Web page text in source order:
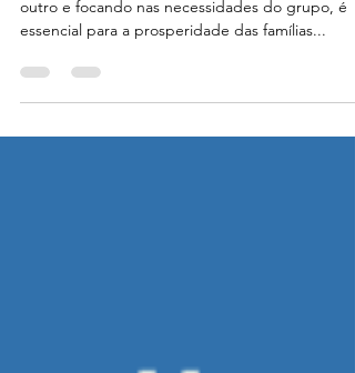
Praticar a comunicação não violenta, ouvindo o
essencial para a prosperidade das famílias...